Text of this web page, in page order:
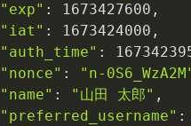
"exp" : 1673427600
"iat" : 1673424000
"auth_time" :
"nonce" : "n-
"name" : "山田 太郎"
"preferred_username" :